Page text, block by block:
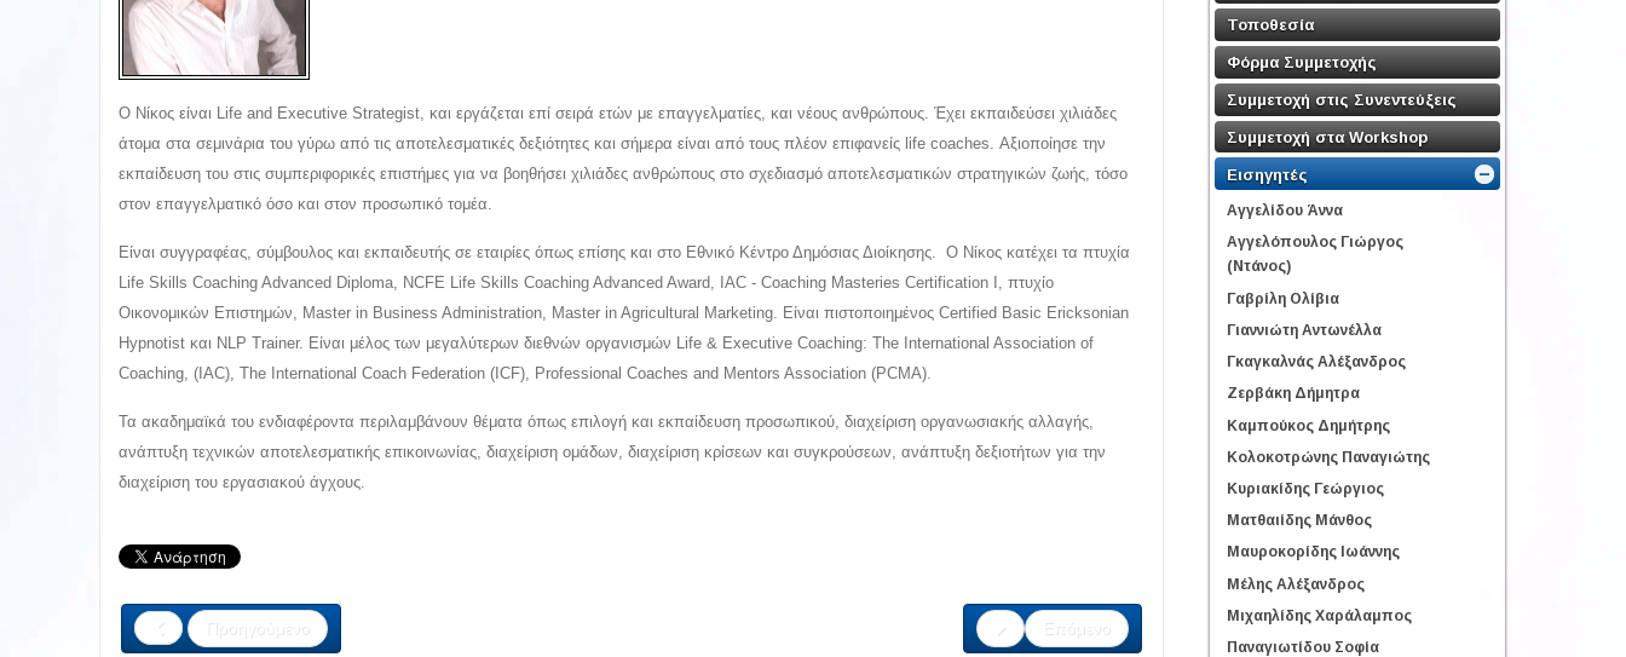
Ο Νίκος είναι Life and Executive Strategist, και εργάζεται επί σειρά ετών με επαγγελματίες, και νέους ανθρώπους. Έχει εκπαιδεύσει χιλιάδες
άτομα στα σεμινάρια του γύρω από τις αποτελεσματικές δεξιότητες και σήμερα είναι από τους πλέον επιφανείς life coaches. Αξιοποίησε την
εκπαίδευση του στις συμπεριφορικές επιστήμες για να βοηθήσει χιλιάδες ανθρώπους στο σχεδιασμό αποτελεσματικών στρατηγικών ζωής, τόσο
στον επαγγελματικό όσο και στον προσωπικό τομέα.
Είναι συγγραφέας, σύμβουλος και εκπαιδευτής σε εταιρίες όπως επίσης και στο Εθνικό Κέντρο Δημόσιας Διοίκησης. Ο Νίκος κατέχει τα πτυχία
Life Skills Coaching Advanced Diploma, NCFE Life Skills Coaching Advanced Award, IAC - Coaching Masteries Certification I, πτυχίο
Οικονομικών Επιστημών, Master in Business Administration, Master in Agricultural Marketing. Είναι πιστοποιημένος Certified Basic Ericksonian
Hypnotist και NLP Trainer. Είναι μέλος των μεγαλύτερων διεθνών οργανισμών Life & Executive Coaching: The International Association of
Coaching, (IAC), The International Coach Federation (ICF), Professional Coaches and Mentors Association (PCMA).
Τα ακαδημαϊκά του ενδιαφέροντα περιλαμβάνουν θέματα όπως επιλογή και εκπαίδευση προσωπικού, διαχείριση οργανωσιακής αλλαγής,
ανάπτυξη τεχνικών αποτελεσματικής επικοινωνίας, διαχείριση ομάδων, διαχείριση κρίσεων και συγκρούσεων, ανάπτυξη δεξιοτήτων για την
διαχείριση του εργασιακού άγχους.
Προηγούμενο Επόμενο
Τοποθεσία
Φόρμα Συμμετοχής
Συμμετοχή στις Συνεντεύξεις
Συμμετοχή στα Workshop
Εισηγητές
Αγγελίδου Άννα
Αγγελόπουλος Γιώργος
(Ντάνος)
Γαβρίλη Ολίβια
Γιαννιώτη Αντωνέλλα
Γκαγκαλνάς Αλέξανδρος
Ζερβάκη Δήμητρα
Καμπούκος Δημήτρης
Κολοκοτρώνης Παναγιώτης
Κυριακίδης Γεώργιος
Ματθαιίδης Μάνθος
Μαυροκορίδης Ιωάννης
Μέλης Αλέξανδρος
Μιχαηλίδης Χαράλαμπος
Παναγιωτίδου Σοφία